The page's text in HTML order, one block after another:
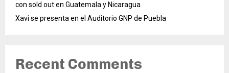
con sold out en Guatemala y Nicaragua
Xavi se presenta en el Auditorio GNP de Puebla
Recent Comments